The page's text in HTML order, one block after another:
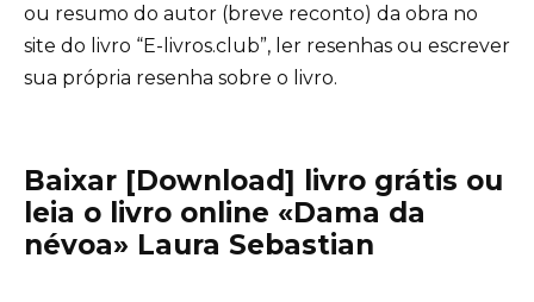
ou resumo do autor (breve reconto) da obra no
site do livro “E-livros.club”, ler resenhas ou escrever
sua própria resenha sobre o livro.
Baixar [Download] livro grátis ou
leia o livro online «Dama da
névoa» Laura Sebastian